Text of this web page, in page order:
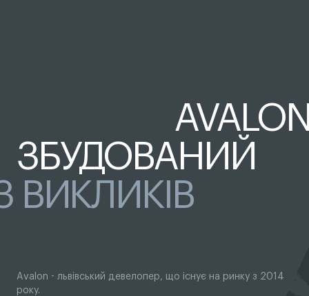
ЗБУДОВАНИЙ
ВИКЛИКІВ
Avalon - львівський девелопер, що існує на ринку з 2014
року.